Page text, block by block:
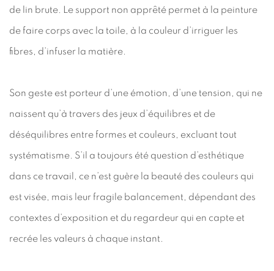
de lin brute. Le support non apprêté permet à la peinture
de faire corps avec la toile, à la couleur d’irriguer les
fibres, d’infuser la matière.
Son geste est porteur d’une émotion, d’une tension, qui ne
naissent qu’à travers des jeux d’équilibres et de
déséquilibres entre formes et couleurs, excluant tout
systématisme. S’il a toujours été question d’esthétique
dans ce travail, ce n’est guère la beauté des couleurs qui
est visée, mais leur fragile balancement, dépendant des
contextes d’exposition et du regardeur qui en capte et
recrée les valeurs à chaque instant.